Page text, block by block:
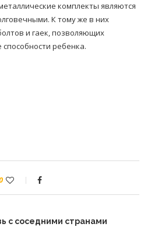
комплекты являются
К тому же в них
и гаек, позволяющих
ребенка.
с соседними странами